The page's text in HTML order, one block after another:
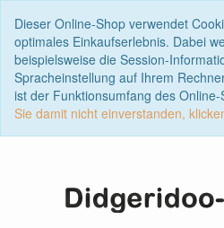
Dieser Online-Shop verwendet
optimales Einkaufserlebnis. Dabei
beispielsweise die Session-
Spracheinstellung auf Ihrem
ist der Funktionsumfang des
Sie damit nicht einverstanden,